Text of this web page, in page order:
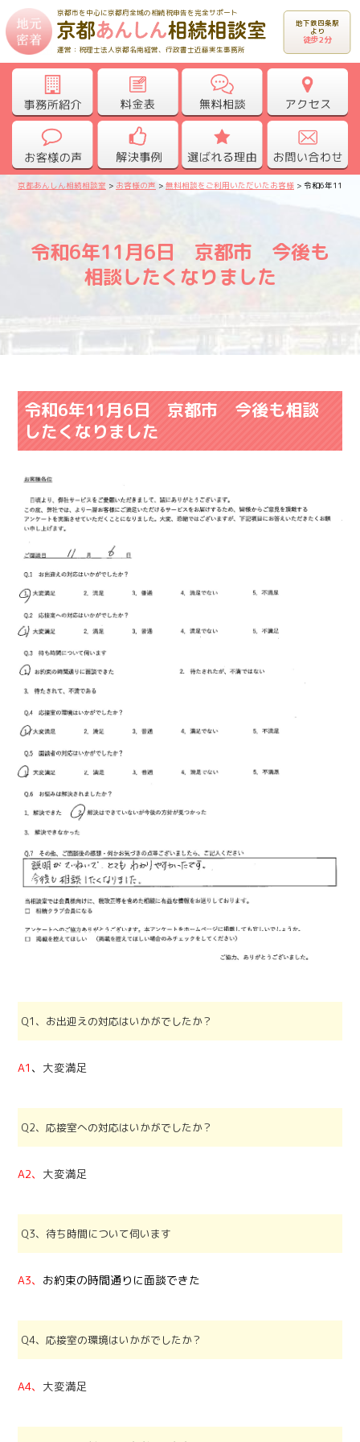
京都市を中心に京都府全域の相続税申告を完全サポート
運営：税理士法人京都名南経営、行政書士近藤実生事務所
地下鉄四条駅
より
徒歩2分
京都あんしん相続相談室 > お客様の声 >無料相談をご利用いただいたお客様 >令和6年11月
令和6年11月6日 京都市 今後も
相談したくなりました
令和6年11月6日 京都市 今後も相談
したくなりました
Q1、お出迎えの対応はいかがでしたか？
A1 、 大変満足
Q2、応接室への対応はいかがでしたか？
A2、 大変満足
Q3、待ち時間について伺います
A3、 お約束の時間通りに面談できた
Q4、応接室の環境はいかがでしたか？
A4、 大変満足